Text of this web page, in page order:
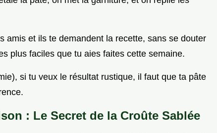
amis et ils te demandent la recette, sans se douter
plus faciles que tu aies faites cette semaine.
si tu veux le résultat rustique, il faut que ta pâte
: Le Secret de la Croûte Sablée